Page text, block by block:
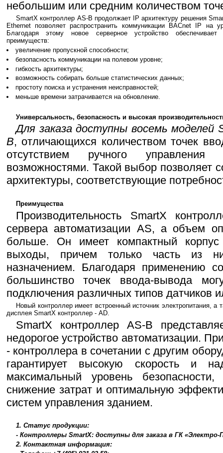
небольшим или средним количеством
SmartX контроллер AS-B продолжает IP архитектуру решения
Ethernet позволяет распространить коммуникации BACnet IP на
Благодаря этому новое серверное устройство
преимуществ:
увеличение пропускной способности;
безопасность коммуникации на полевом уровне;
гибкость архитектуры;
возможность собирать больше статистических данных;
простоту поиска и устранения неисправностей;
меньше времени затрачивается на обновление.
Универсальность, безопасность и высокая
Для заказа доступны восемь моделей
B, отличающихся количеством точек
отсутствием ручного управления
возможностями. Такой выбор позволяет
архитектуры, соответствующие
Преимущества
Производительность SmartX
сервера автоматизации AS, а объем
больше. Он имеет компактный
выходы, причем только часть из
назначением. Благодаря применению
большинство точек ввода-вывода
подключения различных типов датчиков
Новый контроллер имеет встроенный источник электропитания,
дисплея SmartX контроллер - AD.
SmartX контроллер AS-B
недорогое устройство автоматизации.
- контроллера в сочетании с другим
гарантирует высокую скорость и
максимальный уровень безопасности,
снижение затрат и оптимальную
систем управления зданием.
1. Статус продукции:
- Контроллеры SmartX: доступны для заказа в ГК «Электро-
2. Контактная информация: